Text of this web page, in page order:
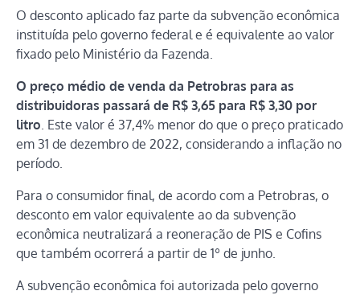
O desconto aplicado faz parte da subvenção econômica
instituída pelo governo federal e é equivalente ao valor
fixado pelo Ministério da Fazenda.
O preço médio de venda da Petrobras para as
distribuidoras passará de R$ 3,65 para R$ 3,30 por
litro . Este valor é 37,4% menor do que o preço praticado
em 31 de dezembro de 2022, considerando a inflação no
período.
Para o consumidor final, de acordo com a Petrobras, o
desconto em valor equivalente ao da subvenção
econômica neutralizará a reoneração de PIS e Cofins
que também ocorrerá a partir de 1º de junho.
A subvenção econômica foi autorizada pelo governo